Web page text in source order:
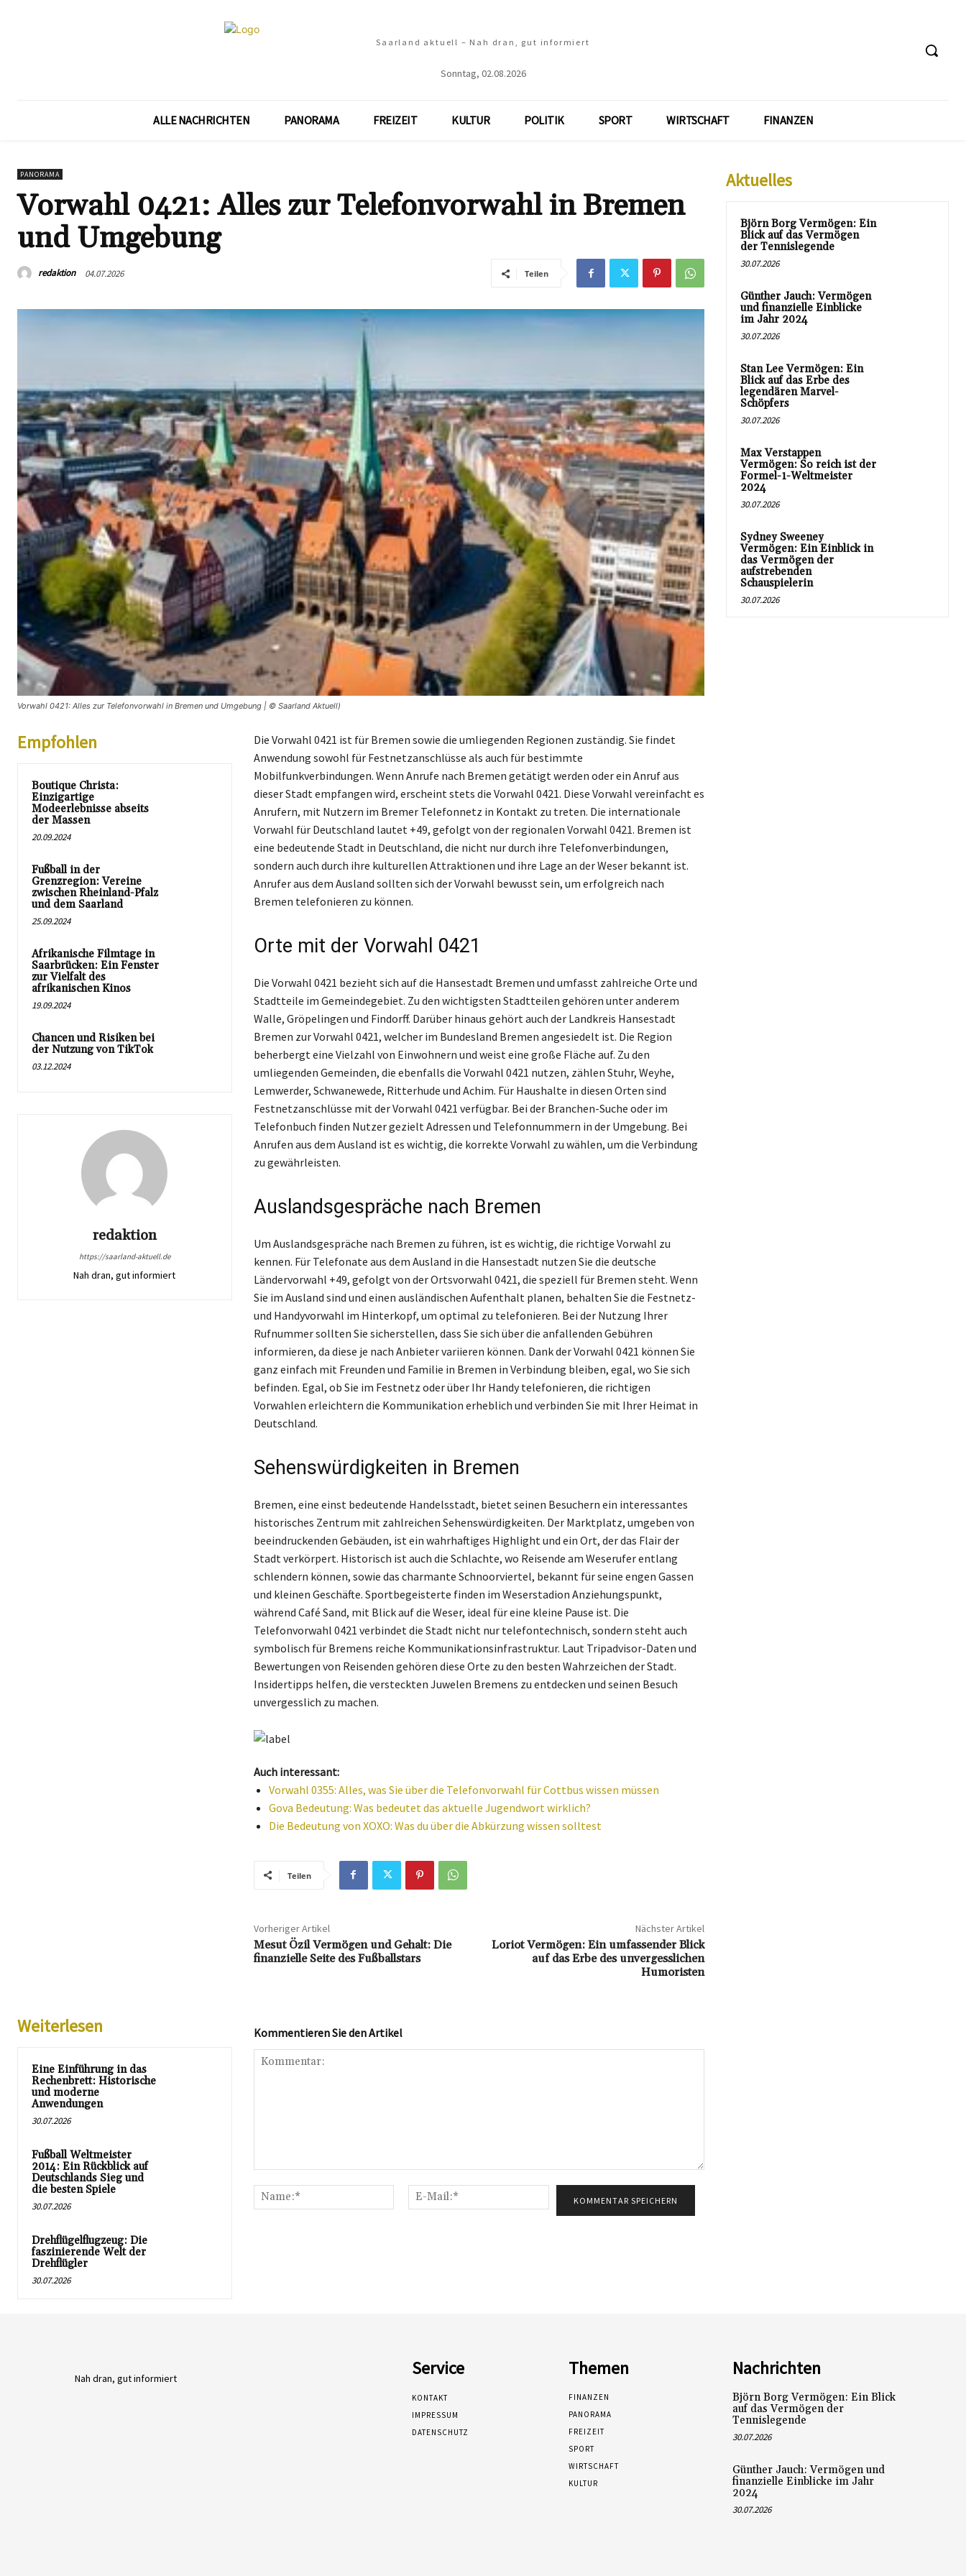
Saarland aktuell – Nah dran, gut informiert
Sonntag, 02.08.2026
ALLE NACHRICHTEN PANORAMA FREIZEIT KULTUR POLITIK SPORT WIRTSCHAFT FINANZEN
PANORAMA
Vorwahl 0421: Alles zur Telefonvorwahl in Bremen
und Umgebung
redaktion 04.07.2026 Teilen
Vorwahl 0421: Alles zur Telefonvorwahl in Bremen und Umgebung | © Saarland Aktuell)
Empfohlen
Boutique Christa:
Einzigartige
Modeerlebnisse abseits
der Massen
20.09.2024
Fußball in der
Grenzregion: Vereine
zwischen Rheinland-Pfalz
und dem Saarland
25.09.2024
Afrikanische Filmtage in
Saarbrücken: Ein Fenster
zur Vielfalt des
afrikanischen Kinos
19.09.2024
Chancen und Risiken bei
der Nutzung von TikTok
03.12.2024
redaktion
https://saarland-aktuell.de
Nah dran, gut informiert
Die Vorwahl 0421 ist für Bremen sowie die umliegenden Regionen zuständig. Sie findet
Anwendung sowohl für Festnetzanschlüsse als auch für bestimmte
Mobilfunkverbindungen. Wenn Anrufe nach Bremen getätigt werden oder ein Anruf aus
dieser Stadt empfangen wird, erscheint stets die Vorwahl 0421. Diese Vorwahl vereinfacht es
Anrufern, mit Nutzern im Bremer Telefonnetz in Kontakt zu treten. Die internationale
Vorwahl für Deutschland lautet +49, gefolgt von der regionalen Vorwahl 0421. Bremen ist
eine bedeutende Stadt in Deutschland, die nicht nur durch ihre Telefonverbindungen,
sondern auch durch ihre kulturellen Attraktionen und ihre Lage an der Weser bekannt ist.
Anrufer aus dem Ausland sollten sich der Vorwahl bewusst sein, um erfolgreich nach
Bremen telefonieren zu können.
Orte mit der Vorwahl 0421
Die Vorwahl 0421 bezieht sich auf die Hansestadt Bremen und umfasst zahlreiche Orte und
Stadtteile im Gemeindegebiet. Zu den wichtigsten Stadtteilen gehören unter anderem
Walle, Gröpelingen und Findorff. Darüber hinaus gehört auch der Landkreis Hansestadt
Bremen zur Vorwahl 0421, welcher im Bundesland Bremen angesiedelt ist. Die Region
beherbergt eine Vielzahl von Einwohnern und weist eine große Fläche auf. Zu den
umliegenden Gemeinden, die ebenfalls die Vorwahl 0421 nutzen, zählen Stuhr, Weyhe,
Lemwerder, Schwanewede, Ritterhude und Achim. Für Haushalte in diesen Orten sind
Festnetzanschlüsse mit der Vorwahl 0421 verfügbar. Bei der Branchen-Suche oder im
Telefonbuch finden Nutzer gezielt Adressen und Telefonnummern in der Umgebung. Bei
Anrufen aus dem Ausland ist es wichtig, die korrekte Vorwahl zu wählen, um die Verbindung
zu gewährleisten.
Auslandsgespräche nach Bremen
Um Auslandsgespräche nach Bremen zu führen, ist es wichtig, die richtige Vorwahl zu
kennen. Für Telefonate aus dem Ausland in die Hansestadt nutzen Sie die deutsche
Ländervorwahl +49, gefolgt von der Ortsvorwahl 0421, die speziell für Bremen steht. Wenn
Sie im Ausland sind und einen ausländischen Aufenthalt planen, behalten Sie die Festnetz-
und Handyvorwahl im Hinterkopf, um optimal zu telefonieren. Bei der Nutzung Ihrer
Rufnummer sollten Sie sicherstellen, dass Sie sich über die anfallenden Gebühren
informieren, da diese je nach Anbieter variieren können. Dank der Vorwahl 0421 können Sie
ganz einfach mit Freunden und Familie in Bremen in Verbindung bleiben, egal, wo Sie sich
befinden. Egal, ob Sie im Festnetz oder über Ihr Handy telefonieren, die richtigen
Vorwahlen erleichtern die Kommunikation erheblich und verbinden Sie mit Ihrer Heimat in
Deutschland.
Sehenswürdigkeiten in Bremen
Bremen, eine einst bedeutende Handelsstadt, bietet seinen Besuchern ein interessantes
historisches Zentrum mit zahlreichen Sehenswürdigkeiten. Der Marktplatz, umgeben von
beeindruckenden Gebäuden, ist ein wahrhaftiges Highlight und ein Ort, der das Flair der
Stadt verkörpert. Historisch ist auch die Schlachte, wo Reisende am Weserufer entlang
schlendern können, sowie das charmante Schnoorviertel, bekannt für seine engen Gassen
und kleinen Geschäfte. Sportbegeisterte finden im Weserstadion Anziehungspunkt,
während Café Sand, mit Blick auf die Weser, ideal für eine kleine Pause ist. Die
Telefonvorwahl 0421 verbindet die Stadt nicht nur telefontechnisch, sondern steht auch
symbolisch für Bremens reiche Kommunikationsinfrastruktur. Laut Tripadvisor-Daten und
Bewertungen von Reisenden gehören diese Orte zu den besten Wahrzeichen der Stadt.
Insidertipps helfen, die versteckten Juwelen Bremens zu entdecken und seinen Besuch
unvergesslich zu machen.
Auch interessant:
Vorwahl 0355: Alles, was Sie über die Telefonvorwahl für Cottbus wissen müssen
Gova Bedeutung: Was bedeutet das aktuelle Jugendwort wirklich?
Die Bedeutung von XOXO: Was du über die Abkürzung wissen solltest
Teilen
Vorheriger Artikel
Mesut Özil Vermögen und Gehalt: Die
finanzielle Seite des Fußballstars
Nächster Artikel
Loriot Vermögen: Ein umfassender Blick
auf das Erbe des unvergesslichen
Humoristen
Weiterlesen
Eine Einführung in das
Rechenbrett: Historische
und moderne
Anwendungen
30.07.2026
Fußball Weltmeister
2014: Ein Rückblick auf
Deutschlands Sieg und
die besten Spiele
30.07.2026
Drehflügelflugzeug: Die
faszinierende Welt der
Drehflügler
30.07.2026
Kommentieren Sie den Artikel
Name:*
Mail:*
Aktuelles
Björn Borg Vermögen: Ein
Blick auf das Vermögen
der Tennislegende
30.07.2026
Günther Jauch: Vermögen
und finanzielle Einblicke
im Jahr 2024
30.07.2026
Stan Lee Vermögen: Ein
Blick auf das Erbe des
legendären Marvel-
Schöpfers
30.07.2026
Max Verstappen
Vermögen: So reich ist der
Formel-1-Weltmeister
2024
30.07.2026
Sydney Sweeney
Vermögen: Ein Einblick in
das Vermögen der
aufstrebenden
Schauspielerin
30.07.2026
Nah dran, gut informiert Service
KONTAKT
IMPRESSUM
DATENSCHUTZ
Themen
FINANZEN
PANORAMA
FREIZEIT
SPORT
WIRTSCHAFT
KULTUR
Nachrichten
Björn Borg Vermögen: Ein Blick
auf das Vermögen der
Tennislegende
30.07.2026
Günther Jauch: Vermögen und
finanzielle Einblicke im Jahr
2024
30.07.2026